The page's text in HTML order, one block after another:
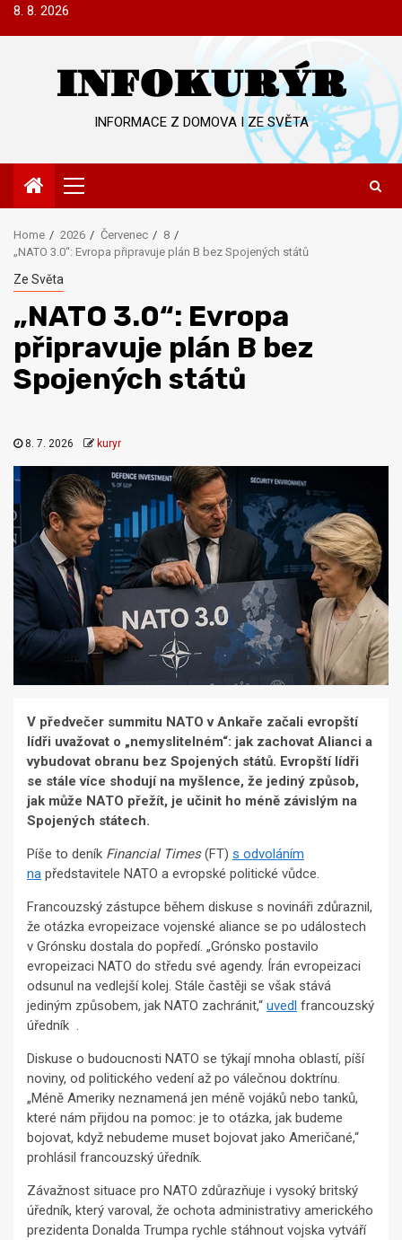
Skip8. 8. 2026
INFOKURÝR
INFORMACE Z DOMOVA I ZE SVĚTA
Primary
Menu
Home 2026 Červenec
8
„NATO 3.0“: Evropa připravuje plán B bez Spojených států
Ze Světa
„NATO 3.0“: Evropa
připravuje plán B bez
Spojených států
8. 7. 2026 kuryr
V předvečer summitu NATO v Ankaře začali evropští
lídři uvažovat o „nemyslitelném“: jak zachovat Alianci a
vybudovat obranu bez Spojených států. Evropští lídři
se stále více shodují na myšlence, že jediný způsob,
jak může NATO přežít, je učinit ho méně závislým na
Spojených státech.
Píše to deník Financial Times(FT) s odvoláním
na představitele NATO a evropské politické vůdce.
Francouzský zástupce během diskuse s novináři zdůraznil,
že otázka evropeizace vojenské aliance se po událostech
v Grónsku dostala do popředí. „Grónsko postavilo
evropeizaci NATO do středu své agendy. Írán evropeizaci
odsunul na vedlejší kolej. Stále častěji se však stává
jediným způsobem, jak NATO zachránit,“ uvedl francouzský
úředník .
Diskuse o budoucnosti NATO se týkají mnoha oblastí, píší
noviny, od politického vedení až po válečnou doktrínu.
„Méně Ameriky neznamená jen méně vojáků nebo tanků,
které nám přijdou na pomoc: je to otázka, jak budeme
bojovat, když nebudeme muset bojovat jako Američané,“
prohlásil francouzský úředník.
Závažnost situace pro NATO zdůrazňuje i vysoký britský
úředník, který varoval, že ochota administrativy amerického
prezidenta Donalda Trumpa rychle stáhnout vojska vytváří